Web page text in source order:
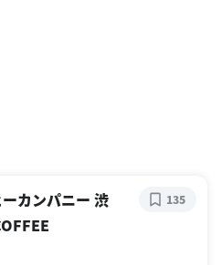
カンパニー 渋
135